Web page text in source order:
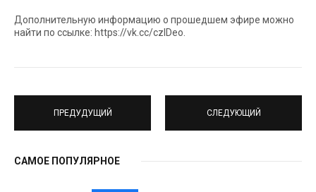
Дополнительную информацию о прошедшем эфире можно
найти по ссылке: https://vk.cc/czIDeo.
ПРЕДУДУЩИЙ СЛЕДУЮЩИЙ
САМОЕ ПОПУЛЯРНОЕ